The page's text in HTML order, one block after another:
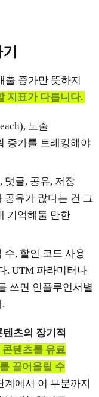
출 증가만 뜻하지
지표가 다릅니다.
노출
증가를 트래킹해야
댓글, 공유, 저장
공유가 많다는 건 그
기억해둘 만한
수, 할인 코드 사용
. UTM 파라미터나
쓰면 인플루언서별
츠의 장기적
텐츠를 유료
끌어올릴 수
계에서 이 부분까지